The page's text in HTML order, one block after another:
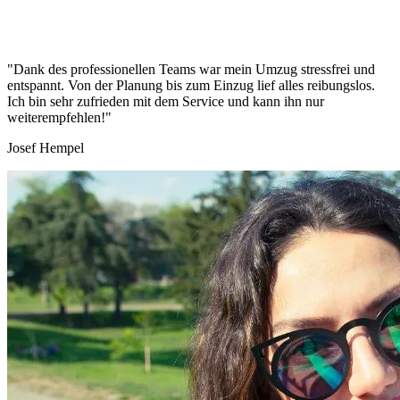
"Dank des professionellen Teams war mein Umzug stressfrei und
entspannt. Von der Planung bis zum Einzug lief alles reibungslos.
Ich bin sehr zufrieden mit dem Service und kann ihn nur
weiterempfehlen!"
Josef Hempel